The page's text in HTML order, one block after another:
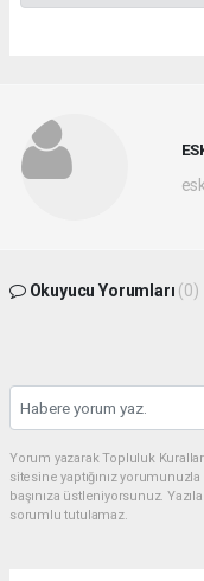
Okuyucu Yorumları (0)
Yorum yazarak Topluluk
sitesine yaptığınız
başınıza üstleniyorsunuz.
sorumlu tutulamaz.